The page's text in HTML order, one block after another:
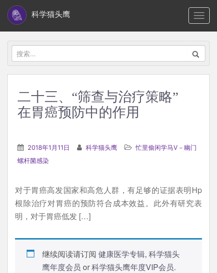
i
科学猫头鹰
搜
索：
二十三、“筛查与治疗策略”
在胃癌预防中的作用
2018年1月11日 科学猫头鹰
忙里偷闲学马V－幽门
螺杆菌感染
对于胃癌高发国家和高危人群，有足够的证据表明Hp
根除治疗对胃癌的预防符合成本效益。此外有研究表
明，对于胃癌低发 […]
继续阅读请订阅 健康医学专辑, 科学猫头
鹰年度会员 or科学猫头鹰年度VIP会员.